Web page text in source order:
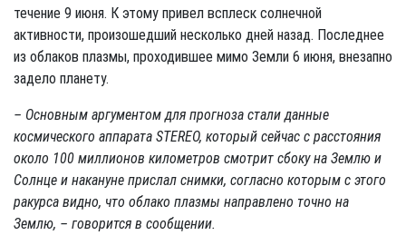
течение 9 июня. К этому привел всплеск солнечной
активности, произошедший несколько дней назад. Последнее
из облаков плазмы, проходившее мимо Земли 6 июня, внезапно
задело планету.
– Основным аргументом для прогноза стали данные
космического аппарата STEREO, который сейчас с расстояния
около 100 миллионов километров смотрит сбоку на Землю и
Солнце и накануне прислал снимки, согласно которым с этого
ракурса видно, что облако плазмы направлено точно на
Землю, – говорится в сообщении.